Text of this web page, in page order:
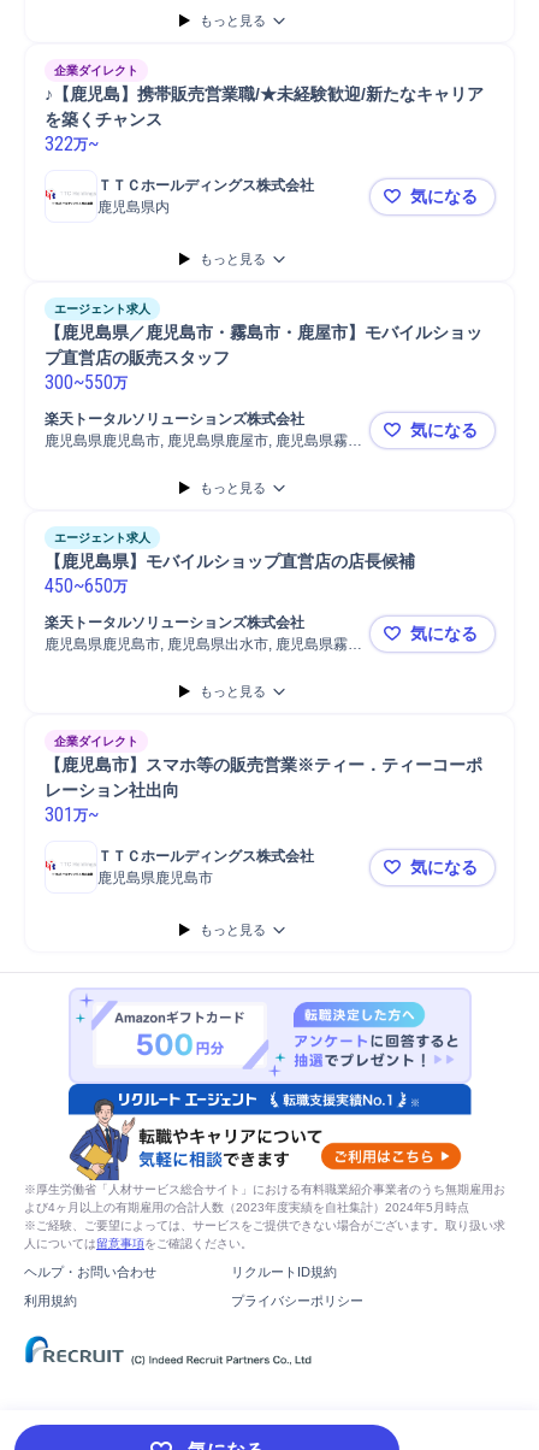
もっと見る
企業ダイレクト
♪【鹿児島】携帯販売営業職/★未経験歓迎/新たなキャリア
を築くチャンス
322万~
ＴＴＣホールディングス株式会社
鹿児島県内
♪【鹿児島
気になる
もっと見る
エージェント求人
【鹿児島県／鹿児島市・霧島市・鹿屋市】モバイルショッ
プ直営店の販売スタッフ
300~550万
楽天トータルソリューションズ株式会社
鹿児島県鹿児島市, 鹿児島県鹿屋市, 鹿児島県霧島
【鹿児島県
気になる
もっと見る
エージェント求人
【鹿児島県】モバイルショップ直営店の店長候補
450~650万
楽天トータルソリューションズ株式会社
鹿児島県鹿児島市, 鹿児島県出水市, 鹿児島県霧島
【鹿児島県
気になる
もっと見る
企業ダイレクト
【鹿児島市】スマホ等の販売営業※ティー．ティーコーポ
レーション社出向
301 万~
ＴＴＣホールディングス株式会社
鹿児島県鹿児島市
【鹿児島市
気になる
もっと見る
※厚生労働省「人材サービス総合サイト」における有料職業紹介事業者のうち無期雇用お
よび4ヶ月以上の有期雇用の合計人数（2023年度実績を自社集計）2024年5月時点
※ご経験、ご要望によっては、サービスをご提供できない場合がございます。取り扱い求
人については留意事項をご確認ください。
ヘルプ・お問い合わせ
リクルートID規約
利用規約
プライバシーポリシー